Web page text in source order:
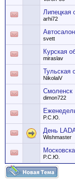
Липецкая
arhi72
svett
Курская
miraslav
Тульская
NikolaiV
Смоленск
dimon722
P.C.Ю.
День
Wishmaster
P.C.Ю.